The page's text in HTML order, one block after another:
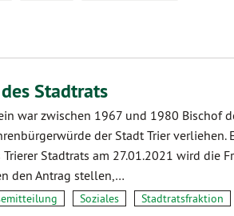
Stadtrats
war zwischen 1967 und 1980 Bischof
der Stadt Trier verliehen.
Trierer Stadtrats am 27.01.2021 wird die
den Antrag stellen,…
Soziales Stadtratsfraktion